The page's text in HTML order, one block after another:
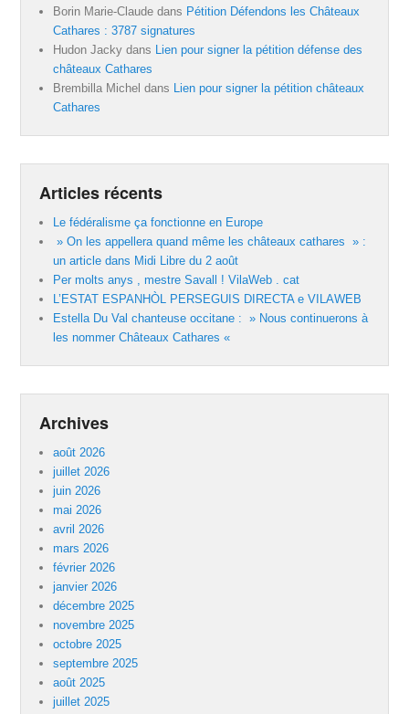
Borin Marie-Claude dans Pétition Défendons les Châteaux
Cathares : 3787 signatures
Hudon Jacky dans Lien pour signer la pétition défense des
châteaux Cathares
Brembilla Michel dans Lien pour signer la pétition châteaux
Cathares
Articles récents
Le fédéralisme ça fonctionne en Europe
» On les appellera quand même les châteaux cathares » :
un article dans Midi Libre du 2 août
Per molts anys , mestre Savall ! VilaWeb . cat
L’ESTAT ESPANHÒL PERSEGUIS DIRECTA e VILAWEB
Estella Du Val chanteuse occitane : » Nous continuerons à
les nommer Châteaux Cathares «
Archives
août 2026
juillet 2026
juin 2026
mai 2026
avril 2026
mars 2026
février 2026
janvier 2026
décembre 2025
novembre 2025
octobre 2025
septembre 2025
août 2025
juillet 2025